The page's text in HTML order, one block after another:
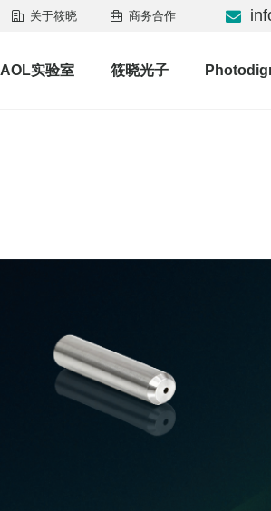
关于筱晓 商务合作
AOL实验室 筱晓光子